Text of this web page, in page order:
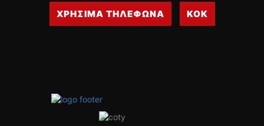
ΧΡΗΣΙΜΑ ΤΗΛΕΦΩΝΑ ΚΟΚ